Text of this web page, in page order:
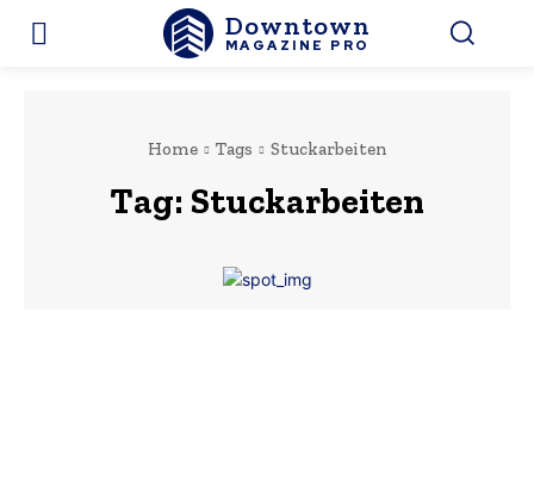
Downtown
MAGAZINE PRO
Home Tags Stuckarbeiten
Tag: Stuckarbeiten